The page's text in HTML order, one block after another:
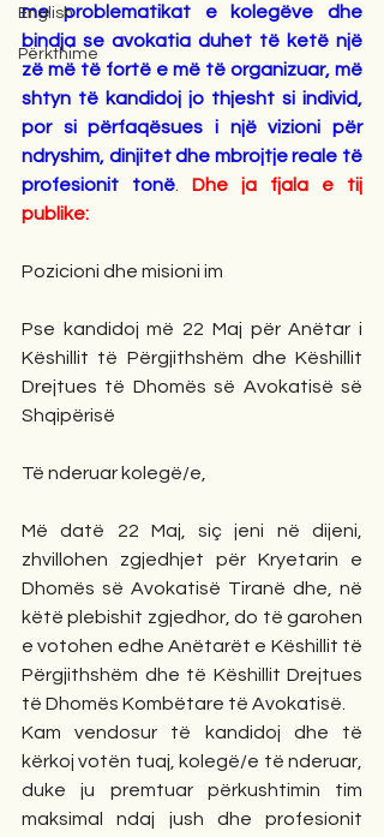
English
Përkthime
me problematikat e kolegëve dhe
bindja se avokatia duhet të ketë një
zë më të fortë e më të organizuar, më
shtyn të kandidoj jo thjesht si individ,
por si përfaqësues i një vizioni për
ndryshim, dinjitet dhe mbrojtje reale të
profesionit tonë
Dhe ja fjala e tij
publike:
Pozicioni dhe misioni im
Pse kandidoj më 22 Maj për Anëtar i
Këshillit të Përgjithshëm dhe Këshillit
Drejtues të Dhomës së Avokatisë së
Shqipërisë
Të nderuar kolegë/e,
Më datë 22 Maj, siç jeni në dijeni,
zhvillohen zgjedhjet për Kryetarin e
Dhomës së Avokatisë Tiranë dhe, në
këtë plebishit zgjedhor, do të garohen
e votohen edhe Anëtarët e Këshillit të
Përgjithshëm dhe të Këshillit Drejtues
të Dhomës Kombëtare të Avokatisë.
Kam vendosur të kandidoj dhe të
kërkoj votën tuaj, kolegë/e të nderuar,
duke ju premtuar përkushtimin tim
maksimal ndaj jush dhe profesionit